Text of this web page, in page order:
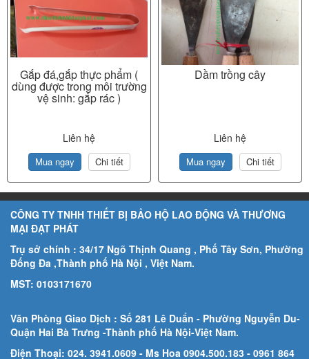
Gắp đá,gắp thực phẩm (
dùng được trong môi trường
vệ sinh: gắp rác )
Liên hệ
Mua ngay Chi tiết
Dầm trồng cây
Liên hệ
Mua ngay Chi tiết
CÔNG TY TNHH THIẾT BỊ BẢO HỘ LAO ĐỘNG VÀ THƯƠNG
MẠI ĐẠT PHÁT
Trụ sở chính : 34/17 Ngõ Thịnh Quang , Phố Tây Sơn, Phường
Đống Đa ,Thành phố Hà Nội , Việt Nam.
MST: 0103171670
Văn Phòng Giao Dịch : Số 281 Lê Duẩn - Phường Nguyễn Du-
Quận Hai Bà Trưng -Thành phố Hà Nội-Việt Nam.
Điện Thoại: 024. 3941.0609 - Ms Hoa 0904.500.183 - 0961 864